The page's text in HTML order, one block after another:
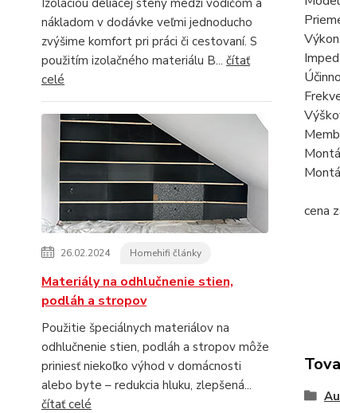
Izoláciou deliacej steny medzi vodičom a
nákladom v dodávke veľmi jednoducho
zvýšime komfort pri práci či cestovaní. S
použitím izolačného materiálu B... čítať
celé
26.02.2024 Homehifi články
Materiály na odhlučnenie stien,
podláh a stropov
Použitie špeciálnych materiálov na
odhlučnenie stien, podláh a stropov môže
priniesť niekoľko výhod v domácnosti
alebo byte – redukcia hluku, zlepšená...
čítať celé
cena